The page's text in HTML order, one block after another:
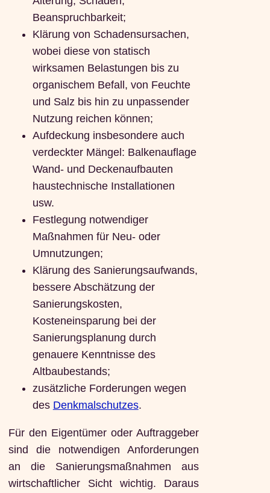
Beanspruchbarkeit;
Klärung von Schadensursachen,
wobei diese von statisch
wirksamen Belastungen bis zu
organischem Befall, von Feuchte
und Salz bis hin zu unpassender
Nutzung reichen können;
Aufdeckung insbesondere auch
verdeckter Mängel: Balkenauflage
Wand- und Deckenaufbauten
haustechnische Installationen
usw.
Festlegung notwendiger
Maßnahmen für Neu- oder
Umnutzungen;
Klärung des Sanierungsaufwands,
bessere Abschätzung der
Sanierungskosten,
Kosteneinsparung bei der
Sanierungsplanung durch
genauere Kenntnisse des
Altbaubestands;
zusätzliche Forderungen wegen
des Denkmalschutzes.
Für den Eigentümer oder Auftraggeber
sind die notwendigen Anforderungen
an die Sanierungsmaßnahmen aus
wirtschaftlicher Sicht wichtig. Daraus